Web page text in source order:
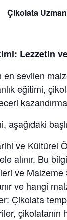
Çikolata
Lezzetin
en sevilen
eğitimi,
aşağıdaki
ve Kültürel
alınır. Bu
ve Malzeme
ve hangi
Çikolata
çikolatanın